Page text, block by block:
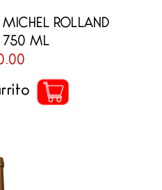
MICHEL ROLLAND
750 ML